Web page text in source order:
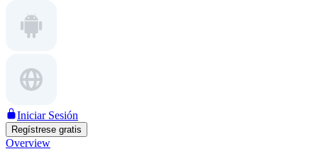
Iniciar Sesión
Regístrese gratis
Overview